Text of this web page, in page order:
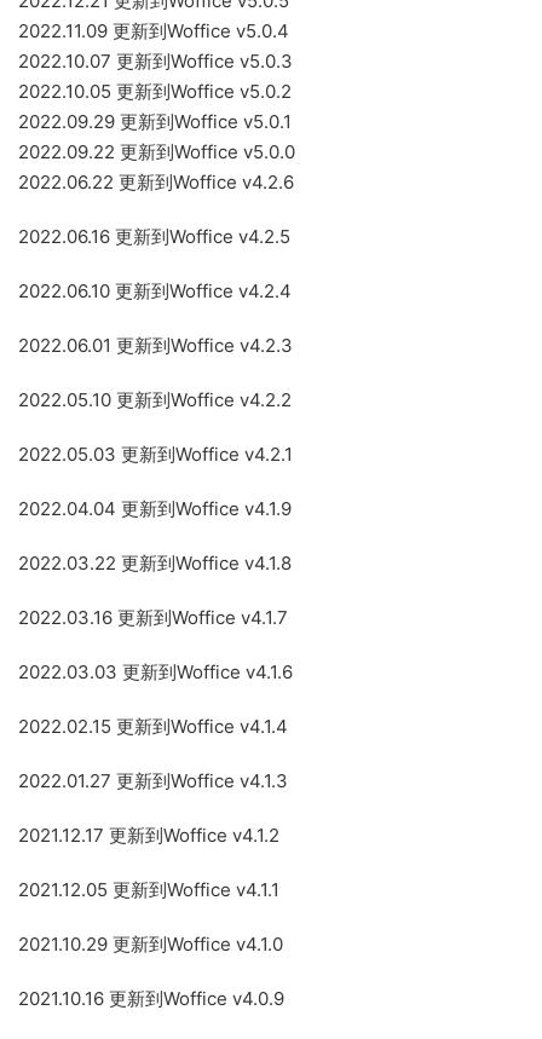
2022.11.09 更新到Woffice v5.0.4
2022.10.07 更新到Woffice v5.0.3
2022.10.05 更新到Woffice v5.0.2
2022.09.29 更新到Woffice v5.0.1
2022.09.22 更新到Woffice v5.0.0
2022.06.22 更新到Woffice v4.2.6
2022.06.16 更新到Woffice v4.2.5
2022.06.10 更新到Woffice v4.2.4
2022.06.01 更新到Woffice v4.2.3
2022.05.10 更新到Woffice v4.2.2
2022.05.03 更新到Woffice v4.2.1
2022.04.04 更新到Woffice v4.1.9
2022.03.22 更新到Woffice v4.1.8
2022.03.16 更新到Woffice v4.1.7
2022.03.03 更新到Woffice v4.1.6
2022.02.15 更新到Woffice v4.1.4
2022.01.27 更新到Woffice v4.1.3
2021.12.17 更新到Woffice v4.1.2
2021.12.05 更新到Woffice v4.1.1
2021.10.29 更新到Woffice v4.1.0
2021.10.16 更新到Woffice v4.0.9